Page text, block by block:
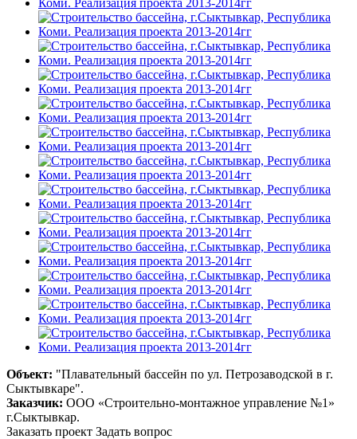
Объект: "Плавательный бассейн по ул. Петрозаводской в г.
Сыктывкаре".
Заказчик: ООО «Строительно-монтажное управление №1»
г.Сыктывкар.
Заказать проект Задать вопрос